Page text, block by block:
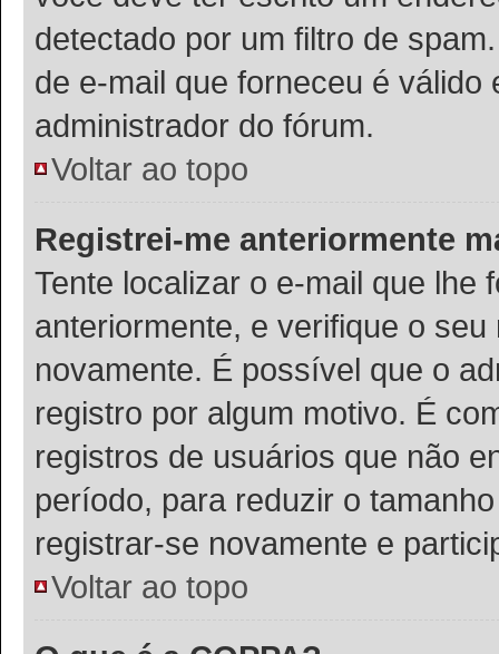
detectado por um filtro de
de e-mail que forneceu é
administrador do fórum.
Voltar ao topo
Registrei-me anteriormente
Tente localizar o e-mail que lhe
anteriormente, e verifique o
novamente. É possível que o
registro por algum motivo. É
registros de usuários que não
período, para reduzir o
registrar-se novamente e
Voltar ao topo